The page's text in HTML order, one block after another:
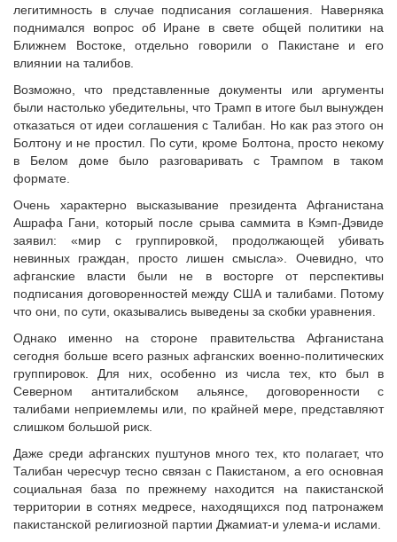
легитимность в случае подписания соглашения. Наверняка
поднимался вопрос об Иране в свете общей политики на
Ближнем Востоке, отдельно говорили о Пакистане и его
влиянии на талибов.
Возможно, что представленные документы или аргументы
были настолько убедительны, что Трамп в итоге был вынужден
отказаться от идеи соглашения с Талибан. Но как раз этого он
Болтону и не простил. По сути, кроме Болтона, просто некому
в Белом доме было разговаривать с Трампом в таком
формате.
Очень характерно высказывание президента Афганистана
Ашрафа Гани, который после срыва саммита в Кэмп-Дэвиде
заявил: «мир с группировкой, продолжающей убивать
невинных граждан, просто лишен смысла». Очевидно, что
афганские власти были не в восторге от перспективы
подписания договоренностей между США и талибами. Потому
что они, по сути, оказывались выведены за скобки уравнения.
Однако именно на стороне правительства Афганистана
сегодня больше всего разных афганских военно-политических
группировок. Для них, особенно из числа тех, кто был в
Северном антиталибском альянсе, договоренности с
талибами неприемлемы или, по крайней мере, представляют
слишком большой риск.
Даже среди афганских пуштунов много тех, кто полагает, что
Талибан чересчур тесно связан с Пакистаном, а его основная
социальная база по прежнему находится на пакистанской
территории в сотнях медресе, находящихся под патронажем
пакистанской религиозной партии Джамиат-и улема-и ислами.